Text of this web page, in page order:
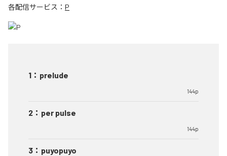
各配信サービス： P
1 ： prelude
144p
2 ： per pulse
144p
3 ： puyopuyo